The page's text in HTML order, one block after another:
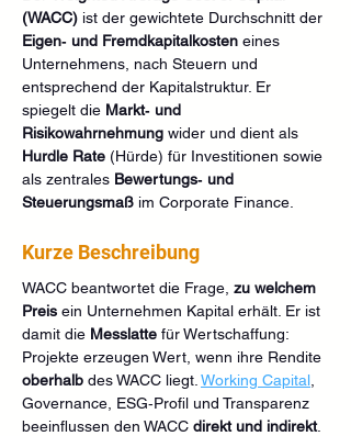
(WACC) ist der gewichtete Durchschnitt der
Eigen‑ und Fremdkapitalkosten eines
Unternehmens, nach Steuern und
entsprechend der Kapitalstruktur. Er
spiegelt die Markt‑ und
Risikowahrnehmung wider und dient als
Hurdle Rate (Hürde) für Investitionen sowie
als zentrales Bewertungs‑ und
Steuerungsmaß im Corporate Finance.
Kurze Beschreibung
WACC beantwortet die Frage, zu welchem
Preis ein Unternehmen Kapital erhält. Er ist
damit die Messlatte für Wertschaffung:
Projekte erzeugen Wert, wenn ihre Rendite
oberhalb des WACC liegt. Working Capital
Governance, ESG‑Profil und Transparenz
beeinflussen den WACC direkt und indirekt.